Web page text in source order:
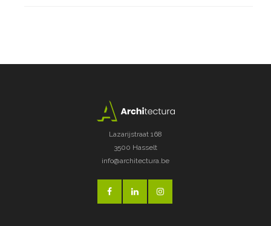
Lazarijstraat 168
3500 Hasselt
info@architectura.be